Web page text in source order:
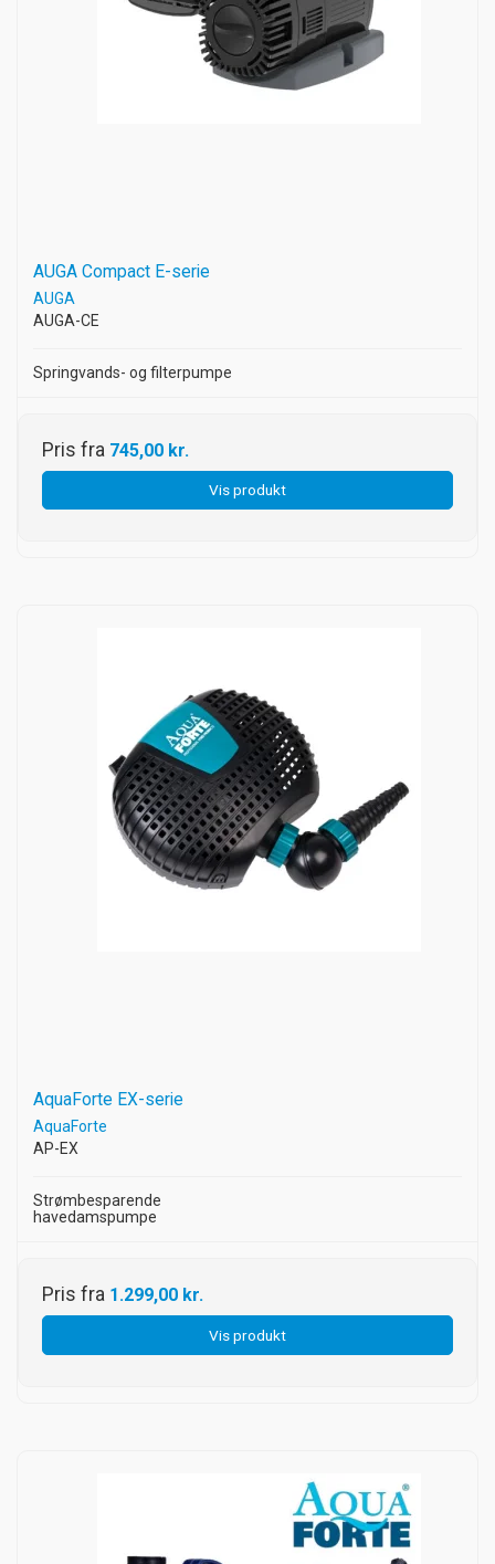
AUGA Compact E-serie
AUGA
AUGA-CE
Springvands- og filterpumpe
Pris fra 745,00 kr.
Vis produkt
AquaForte EX-serie
AquaForte
AP-EX
Strømbesparende
havedamspumpe
Pris fra 1.299,00 kr.
Vis produkt